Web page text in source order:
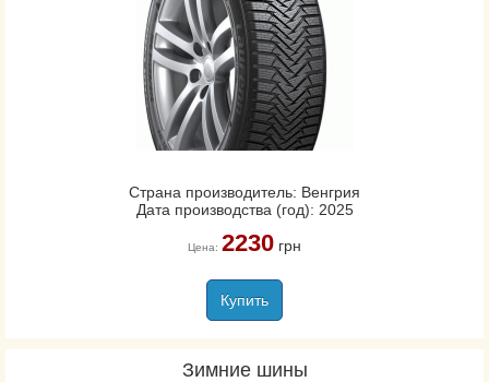
Страна производитель: Венгрия
Дата производства (год): 2025
Цена: 2230грн
Купить
Зимние шины